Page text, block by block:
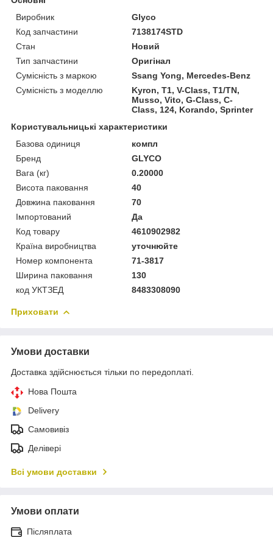
Виробник
Glyco
Код запчастини
7138174STD
Стан
Новий
Тип запчастини
Оригінал
Сумісність з маркою
Ssang Yong, Mercedes-Benz
Сумісність з моделлю
Kyron, T1, V-Class, T1/TN,
Musso, Vito, G-Class, C-
Class, 124, Korando, Sprinter
Користувальницькі характеристики
Базова одиниця
компл
Бренд
GLYCO
Вага (кг)
0.20000
Висота паковання
40
Довжина паковання
70
Імпортований
Да
Код товару
4610902982
Країна виробництва
уточнюйте
Номер компонента
71-3817
Ширина паковання
130
код УКТЗЕД
8483308090
Приховати
Умови доставки
Доставка здійснюється тільки по передоплаті.
Нова Пошта
Delivery
Самовивіз
Делівері
Всі умови доставки
Умови оплати
Післяплата